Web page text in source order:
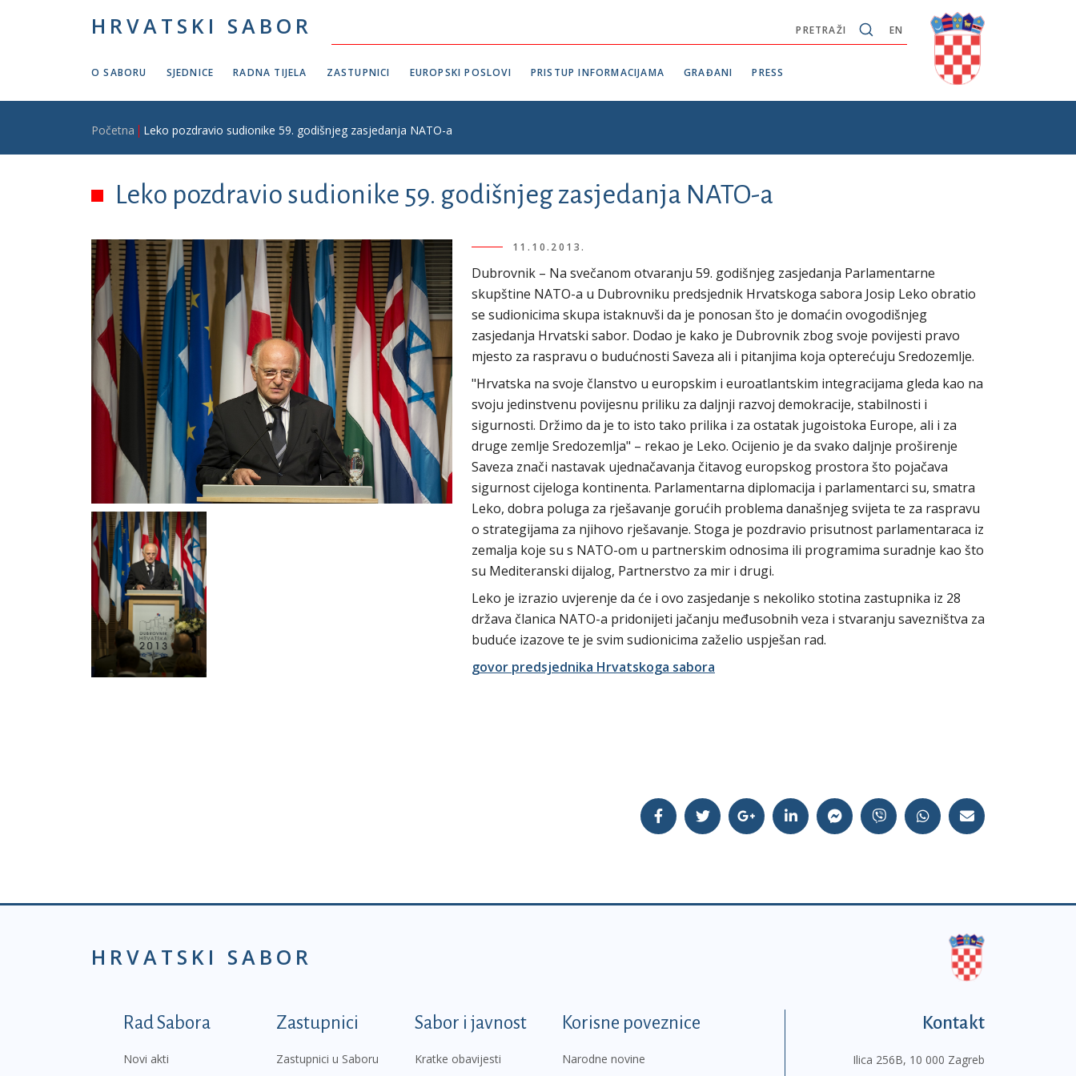
HRVATSKI SABOR EN
PRETRAŽI
O SABORU SJEDNICE RADNA TIJELA ZASTUPNICI EUROPSKI POSLOVI PRISTUP INFORMACIJAMA GRAĐANI PRESS
Breadcrumb
Početna Leko pozdravio sudionike 59. godišnjeg zasjedanja NATO-a
Leko pozdravio sudionike 59. godišnjeg zasjedanja NATO-a
11.10.2013.
Dubrovnik – Na svečanom otvaranju 59. godišnjeg zasjedanja Parlamentarne
skupštine NATO-a u Dubrovniku predsjednik Hrvatskoga sabora Josip Leko obratio
se sudionicima skupa istaknuvši da je ponosan što je domaćin ovogodišnjeg
zasjedanja Hrvatski sabor. Dodao je kako je Dubrovnik zbog svoje povijesti pravo
mjesto za raspravu o budućnosti Saveza ali i pitanjima koja opterećuju Sredozemlje.
"Hrvatska na svoje članstvo u europskim i euroatlantskim integracijama gleda kao na
svoju jedinstvenu povijesnu priliku za daljnji razvoj demokracije, stabilnosti i
sigurnosti. Držimo da je to isto tako prilika i za ostatak jugoistoka Europe, ali i za
druge zemlje Sredozemlja" – rekao je Leko. Ocijenio je da svako daljnje proširenje
Saveza znači nastavak ujednačavanja čitavog europskog prostora što pojačava
sigurnost cijeloga kontinenta. Parlamentarna diplomacija i parlamentarci su, smatra
Leko, dobra poluga za rješavanje gorućih problema današnjeg svijeta te za raspravu
o strategijama za njihovo rješavanje. Stoga je pozdravio prisutnost parlamentaraca iz
zemalja koje su s NATO-om u partnerskim odnosima ili programima suradnje kao što
su Mediteranski dijalog, Partnerstvo za mir i drugi.
Leko je izrazio uvjerenje da će i ovo zasjedanje s nekoliko stotina zastupnika iz 28
država članica NATO-a pridonijeti jačanju međusobnih veza i stvaranju savezništva za
buduće izazove te je svim sudionicima zaželio uspješan rad.
govor predsjednika Hrvatskoga sabora
HRVATSKI SABOR
Podnožje prvi izbornik
Rad Sabora
Novi akti
Zastupnici
Zastupnici u Saboru
Sabor i javnost
Kratke obavijesti
Korisne poveznice
Narodne novine
Kontakt
Ilica 256B, 10 000 Zagreb